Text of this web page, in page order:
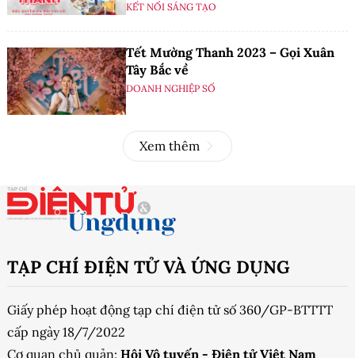
KẾT NỐI SÁNG TẠO
Tết Mường Thanh 2023 – Gọi Xuân
Tây Bắc về
DOANH NGHIỆP SỐ
Xem thêm
TẠP CHÍ ĐIỆN TỬ VÀ ỨNG DỤNG
Giấy phép hoạt động tạp chí điện tử số 360/GP-BTTTT
cấp ngày 18/7/2022
Cơ quan chủ quản: Hội Vô tuyến - Điện tử Việt Nam